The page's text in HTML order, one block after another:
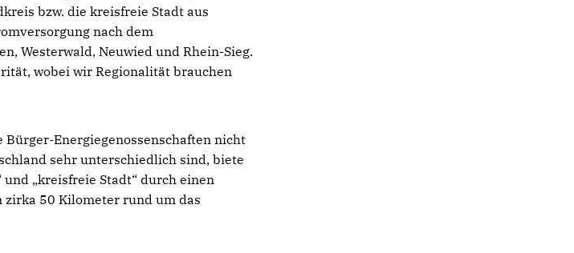
bzw. die kreisfreie Stadt aus
nach dem
Westerwald, Neuwied und Rhein-Sieg.
wobei wir Regionalität brauchen
Energiegenossenschaften nicht
sehr unterschiedlich sind, biete
„kreisfreie Stadt“ durch einen
zirka 50 Kilometer rund um das